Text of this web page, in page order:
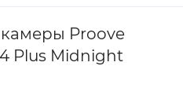
Proove
Plus Midnight